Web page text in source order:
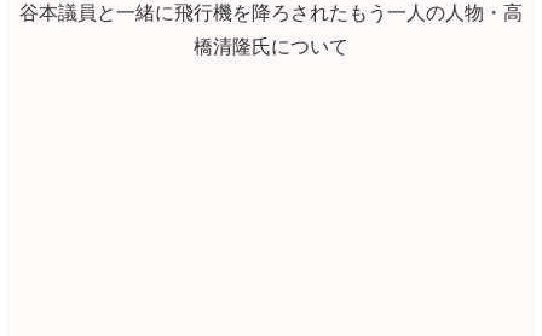
谷本議員と一緒に飛行機を降ろされたもう一人の人物・高
橋清隆氏について